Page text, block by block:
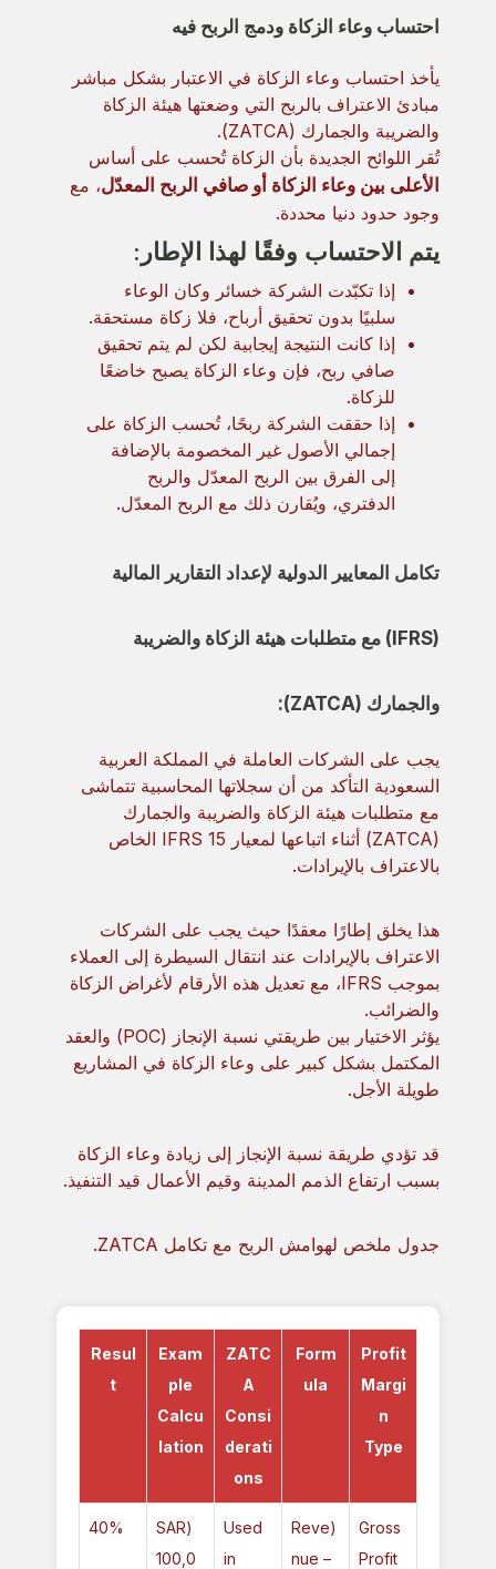
احتساب وعاء الزكاة ودمج الربح فيه
يأخذ احتساب وعاء الزكاة في الاعتبار بشكل مباشر
مبادئ الاعتراف بالربح التي وضعتها هيئة الزكاة
والضريبة والجمارك (ZATCA).
تُقر اللوائح الجديدة بأن الزكاة تُحسب على أساس
الأعلى بين وعاء الزكاة أو صافي الربح المعدّل، مع
وجود حدود دنيا محددة.
يتم الاحتساب وفقًا لهذا الإطار:
إذا تكبّدت الشركة خسائر وكان الوعاء
سلبيًا بدون تحقيق أرباح، فلا زكاة مستحقة.
إذا كانت النتيجة إيجابية لكن لم يتم تحقيق
صافي ربح، فإن وعاء الزكاة يصبح خاضعًا
للزكاة.
إذا حققت الشركة ربحًا، تُحسب الزكاة على
إجمالي الأصول غير المخصومة بالإضافة
إلى الفرق بين الربح المعدّل والربح
الدفتري، ويُقارن ذلك مع الربح المعدّل.
تكامل المعايير الدولية لإعداد التقارير المالية
(IFRS) مع متطلبات هيئة الزكاة والضريبة
والجمارك (ZATCA):
يجب على الشركات العاملة في المملكة العربية
السعودية التأكد من أن سجلاتها المحاسبية تتماشى
مع متطلبات هيئة الزكاة والضريبة والجمارك
(ZATCA) أثناء اتباعها لمعيار IFRS 15 الخاص
بالاعتراف بالإيرادات.
هذا يخلق إطارًا معقدًا حيث يجب على الشركات
الاعتراف بالإيرادات عند انتقال السيطرة إلى العملاء
بموجب IFRS، مع تعديل هذه الأرقام لأغراض الزكاة
والضرائب.
يؤثر الاختيار بين طريقتي نسبة الإنجاز (POC) والعقد
المكتمل بشكل كبير على وعاء الزكاة في المشاريع
طويلة الأجل.
قد تؤدي طريقة نسبة الإنجاز إلى زيادة وعاء الزكاة
بسبب ارتفاع الذمم المدينة وقيم الأعمال قيد التنفيذ.
جدول ملخص لهوامش الربح مع تكامل ZATCA.
Profit
Margi
n
Type
Form
ula
ZATC
A
Consi
derati
ons
Exam
ple
Calcu
lation
Resul
t
Gross
Profit
(Reve
nue –
Used
in
(SAR
100,0
40%